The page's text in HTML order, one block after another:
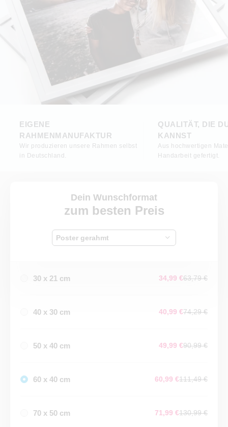
EIGENE
RAHMENMANUFAKTUR
Wir produzieren unsere Rahmen selbst
in Deutschland.
QUALITÄT, DIE
KANNST
Aus hochwertigen
Handarbeit gefertigt.
Dein Wunschformat
zum besten Preis
Poster gerahmt
30 x 21 cm 34,99 €63,79 €
40 x 30 cm 40,99 €74,29 €
50 x 40 cm 49,99 €90,99 €
60 x 40 cm 60,99 €111,49 €
70 x 50 cm 71,99 €130,99 €